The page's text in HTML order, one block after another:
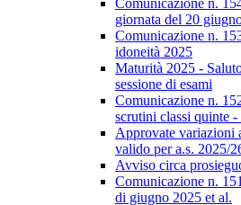
Comunicazione n.
giornata del 20
Comunicazione n.
idoneità 2025
Maturità 2025 -
sessione di esami
Comunicazione n.
scrutini classi quinte -
Approvate variazioni
valido per a.s. 2025/
Avviso circa
Comunicazione n.
di giugno 2025 et al.